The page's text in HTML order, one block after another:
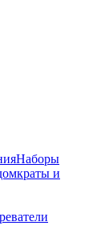
Наборы
и